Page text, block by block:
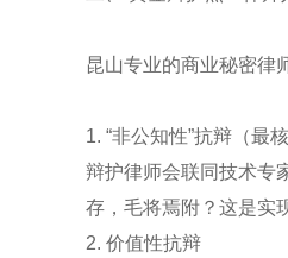
昆山专业的商业秘密律
1. “非公知性”抗辩（最核
辩护律师会联同技术专
存，毛将焉附？这是实
2. 价值性抗辩